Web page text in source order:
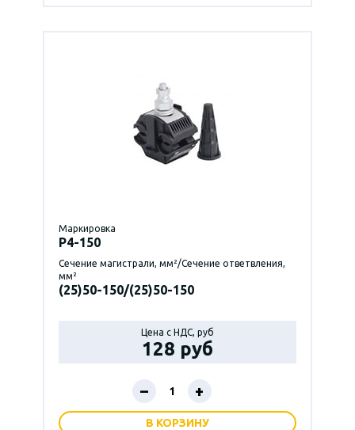
Маркировка
P4-150
Сечение магистрали, мм²/Сечение ответвления,
мм²
(25)50-150/(25)50-150
Цена с НДС, руб
128 руб
– +
В КОРЗИНУ